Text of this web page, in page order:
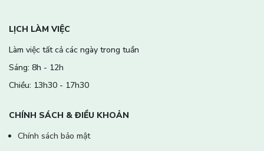
LỊCH LÀM VIỆC
Làm việc tất cả các ngày trong tuần
Sáng: 8h - 12h
Chiều: 13h30 - 17h30
CHÍNH SÁCH & ĐIỀU KHOẢN
Chính sách bảo mật